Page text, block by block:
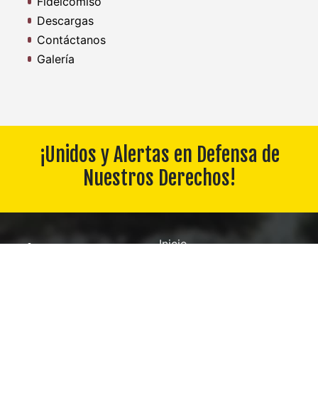
Descargas
Contáctanos
Galería
¡Unidos y Alertas en Defensa de
Nuestros Derechos!
Inicio